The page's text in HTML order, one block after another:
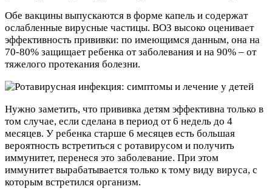
Обе вакцины выпускаются в форме капель и содержат
ослабленные вирусные частицы. ВОЗ высоко оценивает
эффективность прививки: по имеющимся данным, она на
70-80% защищает ребенка от заболевания и на 90% – от
тяжелого протекания болезни.
Нужно заметить, что прививка детям эффективна только в
том случае, если сделана в период от 6 недель до 4
месяцев. У ребенка старше 6 месяцев есть большая
вероятность встретиться с ротавирусом и получить
иммунитет, перенеся это заболевание. При этом
иммунитет вырабатывается только к тому виду вируса, с
которым встретился организм.